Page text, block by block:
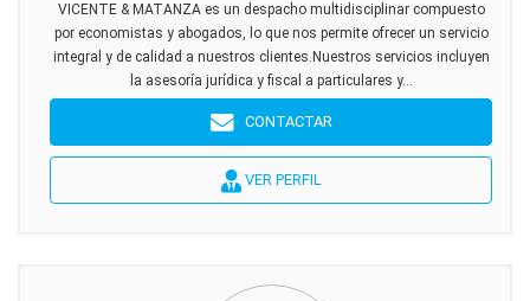
VICENTE & MATANZA es un despacho multidisciplinar compuesto
por economistas y abogados, lo que nos permite ofrecer un servicio
integral y de calidad a nuestros clientes.Nuestros servicios incluyen
la asesoría jurídica y fiscal a particulares y...
CONTACTAR
VER PERFIL